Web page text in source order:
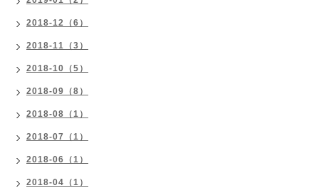
2018-12（6）
2018-11（3）
2018-10（5）
2018-09（8）
2018-08（1）
2018-07（1）
2018-06（1）
2018-04（1）